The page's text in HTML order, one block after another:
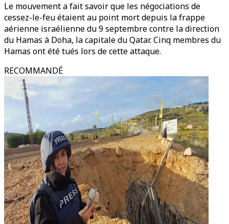
Le mouvement a fait savoir que les négociations de
cessez-le-feu étaient au point mort depuis la frappe
aérienne israélienne du 9 septembre contre la direction
du Hamas à Doha, la capitale du Qatar. Cinq membres du
Hamas ont été tués lors de cette attaque.
RECOMMANDÉ